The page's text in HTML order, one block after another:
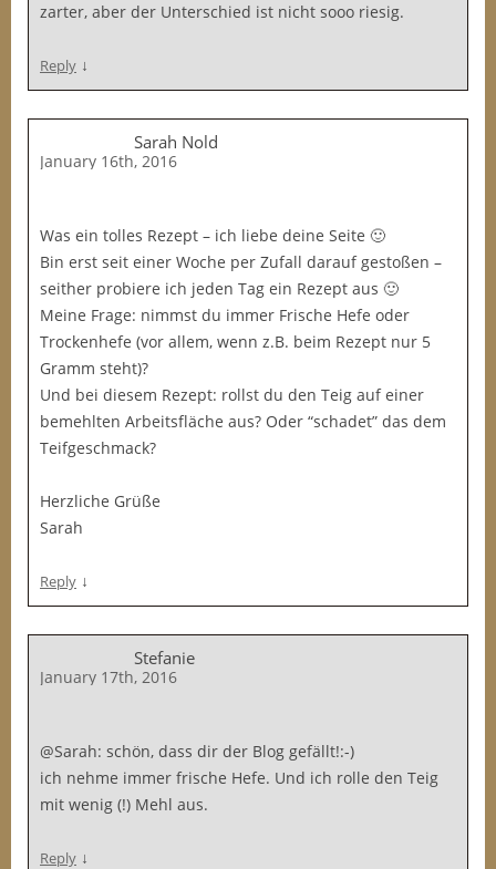
zarter, aber der Unterschied ist nicht sooo riesig.
Reply ↓
Sarah Nold
January 16th, 2016
Was ein tolles Rezept – ich liebe deine Seite 🙂
Bin erst seit einer Woche per Zufall darauf gestoßen –
seither probiere ich jeden Tag ein Rezept aus 🙂
Meine Frage: nimmst du immer Frische Hefe oder
Trockenhefe (vor allem, wenn z.B. beim Rezept nur 5
Gramm steht)?
Und bei diesem Rezept: rollst du den Teig auf einer
bemehlten Arbeitsfläche aus? Oder “schadet” das dem
Teifgeschmack?
Herzliche Grüße
Sarah
Reply ↓
Stefanie
January 17th, 2016
@Sarah: schön, dass dir der Blog gefällt!:-)
ich nehme immer frische Hefe. Und ich rolle den Teig
mit wenig (!) Mehl aus.
Reply ↓